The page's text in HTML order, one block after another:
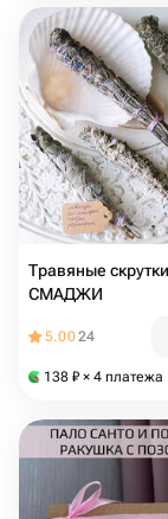
Травяные скрутки
СМАДЖИ
5.0024
138 ₽ × 4 платежа